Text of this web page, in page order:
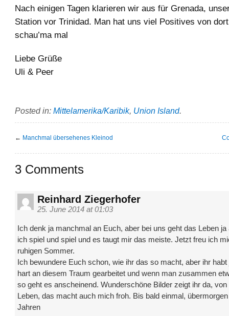
Nach einigen Tagen klarieren wir aus für Grenada,
Station vor Trinidad. Man hat uns viel Positives von
schau’ma mal
Liebe Grüße
Uli & Peer
Posted in: Mittelamerika/Karibik, Union Island.
← Manchmal übersehenes Kleinod
3 Comments
Reinhard Ziegerhofer
25. June 2014 at 01:03
Ich denk ja manchmal an Euch, aber bei uns geht das Leben ja
ich spiel und spiel und es taugt mir das meiste. Jetzt freu ich
ruhigen Sommer.
Ich bewundere Euch schon, wie ihr das so macht, aber ihr habt
hart an diesem Traum gearbeitet und wenn man zusammen
so geht es anscheinend. Wunderschöne Bilder zeigt ihr da, von
Leben, das macht auch mich froh. Bis bald einmal,
Jahren